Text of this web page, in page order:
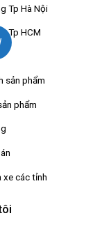
Tp Hà Nội
Tp HCM
sản phẩm
phẩm
xe các tỉnh